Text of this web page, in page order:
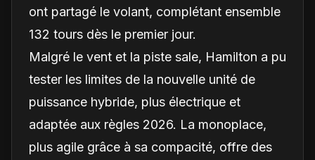
ont partagé le volant, complétant ensemble
132 tours dès le premier jour.
Malgré le vent et la piste sale, Hamilton a pu
tester les limites de la nouvelle unité de
puissance hybride, plus électrique et
adaptée aux règles 2026. La monoplace,
plus agile grâce à sa compacité, offre des